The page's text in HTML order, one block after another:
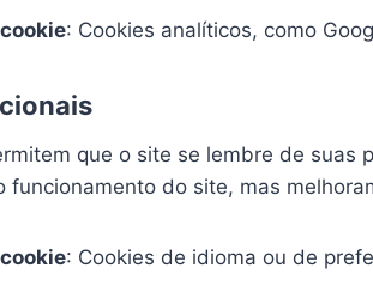
: Cookies analíticos, como
que o site se lembre de
funcionamento do site, mas
: Cookies de idioma ou de